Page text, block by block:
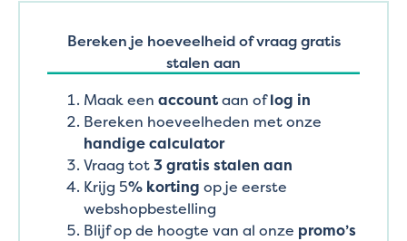
Bereken je hoeveelheid of vraag gratis
stalen aan
Maak een accountaan oflog in
Bereken hoeveelheden met onze
handige calculator
Vraag tot3 gratis stalen aan
Krijg 5% korting op je eerste
webshopbestelling
Blijf op de hoogte van al onze promo’s